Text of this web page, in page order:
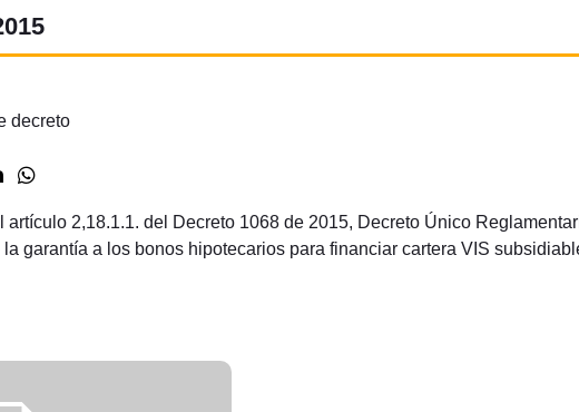
artículo 2,18.1.1. del Decreto 1068 de 2015, Decreto Único
garantía a los bonos hipotecarios para financiar cartera VIS